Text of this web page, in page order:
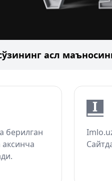
асл
берилган